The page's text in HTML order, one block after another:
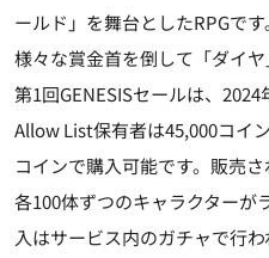
ールド」を舞台としたRPGで
様々な賞金首を倒して「ダイヤ
第1回GENESISセールは、2024
Allow List保有者は45,000コイ
コインで購入可能です。販売さ
各100体ずつのキャラクターが
入はサービス内のガチャで行